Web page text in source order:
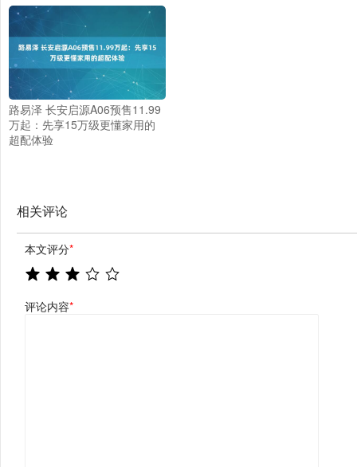
路易泽 长安启源A06预售11.99
万起：先享15万级更懂家用的
超配体验
相关评论
本文评分*
评论内容*